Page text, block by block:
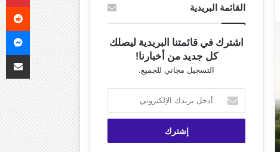
القائمة البريدية
اشترك في قائمتنا البريدية ليصلك
كل جديد من أخبارنا!
التسجيل مجاني للجميع.
بريدك
الإلكتروني